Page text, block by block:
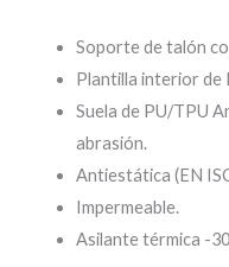
Soporte de talón
Plantilla interior de
Suela de PU/TPU
abrasión.
Antiestática (EN
Impermeable.
Asilante térmica -30